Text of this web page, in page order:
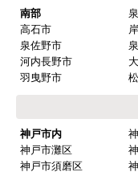
南部
高石市
泉佐野市
河内長野市
羽曳野市
神戸市内
神戸市灘区
神戸市須磨区